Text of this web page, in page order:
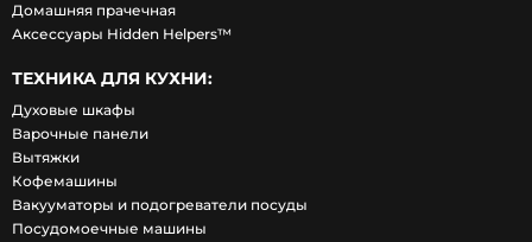
Домашняя прачечная
Аксессуары Hidden Helpers™
ТЕХНИКА ДЛЯ КУХНИ:
Духовые шкафы
Варочные панели
Вытяжки
Кофемашины
Вакууматоры и подогреватели посуды
Посудомоечные машины